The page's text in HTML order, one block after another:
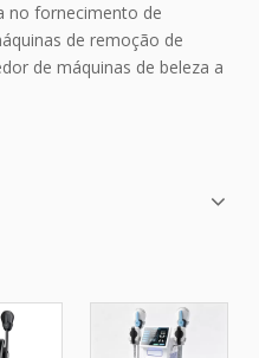
no fornecimento de
de remoção de
de máquinas de beleza a